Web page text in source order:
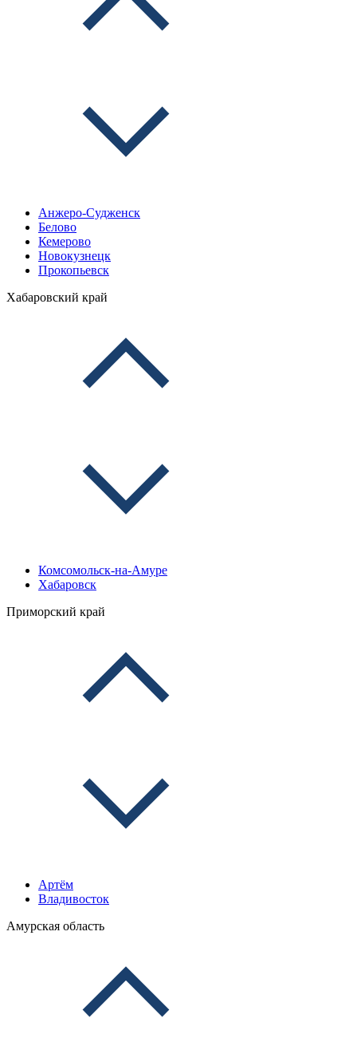
Анжеро-Судженск
Белово
Кемерово
Новокузнецк
Прокопьевск
Хабаровский край
Комсомольск-на-Амуре
Хабаровск
Приморский край
Артём
Владивосток
Амурская область